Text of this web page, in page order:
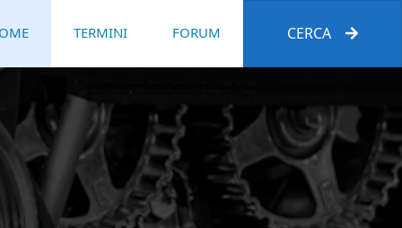
TERMINI FORUM CERCA